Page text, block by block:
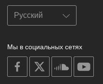
Мы в социальных сетях
on
facebook
soundcloud